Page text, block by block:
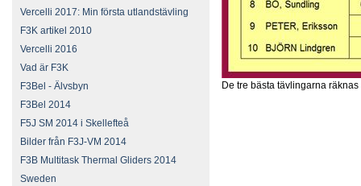
Vercelli 2017: Min första utlandstävling
F3K artikel 2010
Vercelli 2016
Vad är F3K
F3Bel - Älvsbyn
F3Bel 2014
F5J SM 2014 i Skellefteå
Bilder från F3J-VM 2014
F3B Multitask Thermal Gliders 2014
Sweden
De tre bästa tävlingarna